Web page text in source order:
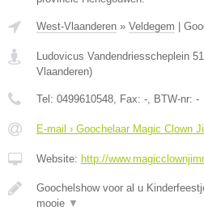
West-Vlaanderen » Veldegem |
Ludovicus Vandendriesscheplein 51
Vlaanderen)
Tel: 0499610548 , Fax: - , BTW-nr: -
E-mail › Goochelaar Magic Clown
Website: http://
Goochelshow voor al u
mooie ▼